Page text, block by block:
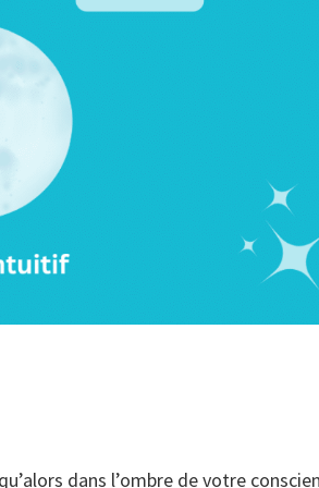
dans l’ombre de votre